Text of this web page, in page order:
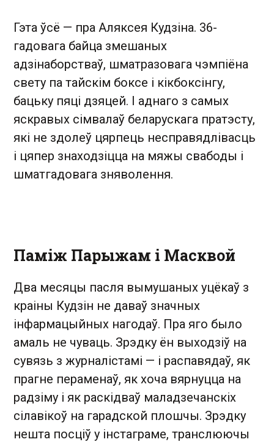
Гэта ўсё — пра Аляксея Кудзіна. 36-
гадовага байца змешаных
адзінаборстваў, шматразовага чэмпіёна
свету па тайскім боксе і кікбоксінгу,
бацьку пяці дзяцей. І аднаго з самых
яскравых сімвалаў беларускага пратэсту,
які не здолеў цярпець несправядлівасць
і цяпер знаходзіцца на мяжы свабоды і
шматгадовага зняволення.
Паміж Парыжам і Масквой
Два месяцы пасля вымушаных уцёкаў з
краіны Кудзін не даваў значных
інфармацыйных нагодаў. Пра яго было
амаль не чуваць. Зрэдку ён выходзіў на
сувязь з журналістамі — і распавядаў, як
прагне пераменаў, як хоча вярнуцца на
радзіму і як раскідваў маладзечанскіх
сілавікоў на гарадской плошчы. Зрэдку
нешта посціў у інстаграме, транслюючы